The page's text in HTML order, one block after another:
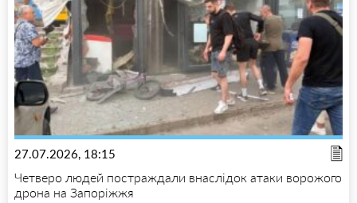
27.07.2026, 18:15
Четверо людей постраждали внаслідок атаки ворожого
дрона на Запоріжжя